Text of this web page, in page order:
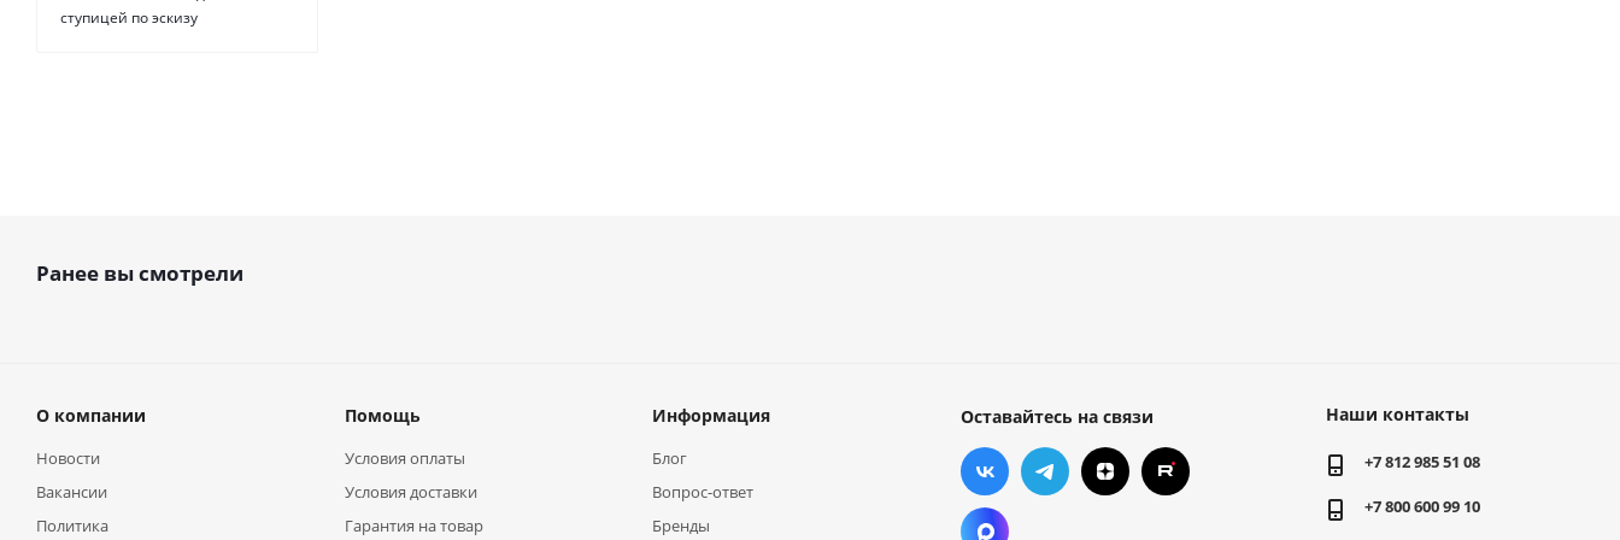
ступицей по эскизу
Ранее вы смотрели
О компании
Новости
Вакансии
Политика
Помощь
Условия оплаты
Условия доставки
Гарантия на товар
Информация
Блог
Вопрос-ответ
Бренды
Оставайтесь на связи Наши контакты
+7 812 985 51 08
+7 800 600 99 10